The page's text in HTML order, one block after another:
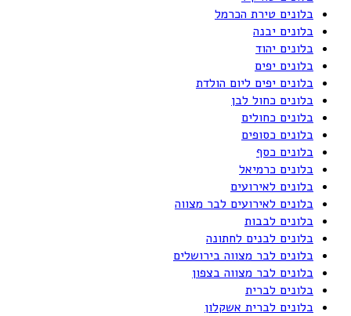
בלונים טירת הכרמל
בלונים יבנה
בלונים יהוד
בלונים יפים
בלונים יפים ליום הולדת
בלונים כחול לבן
בלונים כחולים
בלונים כסופים
בלונים כסף
בלונים כרמיאל
בלונים לאירועים
בלונים לאירועים לבר מצווה
בלונים לבבות
בלונים לבנים לחתונה
בלונים לבר מצווה בירושלים
בלונים לבר מצווה בצפון
בלונים לברית
בלונים לברית אשקלון